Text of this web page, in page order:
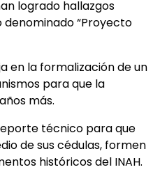
logrado hallazgos
“Proyecto
en la formalización de un
para que la
más.
técnico para que
de sus cédulas, formen
históricos del INAH.